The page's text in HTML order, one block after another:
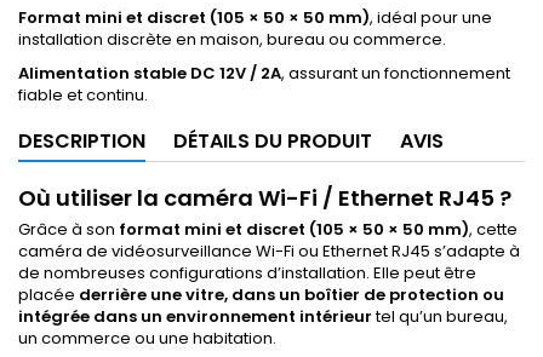
Format mini et discret (105 × 50 × 50 mm), idéal pour une
installation discrète en maison, bureau ou commerce.
Alimentation stable DC 12V / 2A, assurant un fonctionnement
fiable et continu.
DESCRIPTION DÉTAILS DU PRODUIT AVIS
Où utiliser la caméra Wi-Fi / Ethernet RJ45 ?
Grâce à son format mini et discret (105 × 50 × 50 mm), cette
caméra de vidéosurveillance Wi-Fi ou Ethernet RJ45 s’adapte à
de nombreuses configurations d’installation. Elle peut être
placée derrière une vitre, dans un boîtier de protection ou
intégrée dans un environnement intérieurtel qu’un bureau,
un commerce ou une habitation.